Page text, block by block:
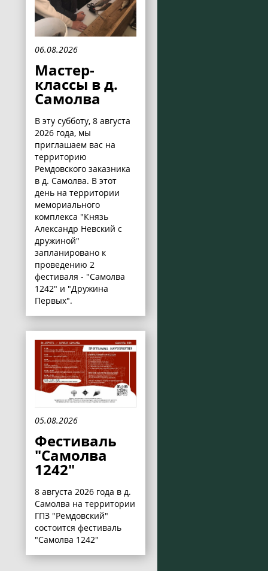
06.08.2026
Мастер-
классы в д.
Самолва
В эту субботу, 8 августа
2026 года, мы
приглашаем вас на
территорию
Ремдовского заказника
в д. Самолва. В этот
день на территории
мемориального
комплекса "Князь
Александр Невский с
дружиной"
запланировано к
проведению 2
фестиваля - "Самолва
1242" и "Дружина
Первых".
05.08.2026
Фестиваль
"Самолва
1242"
8 августа 2026 года в д.
Самолва на территории
ГПЗ "Ремдовский"
состоится фестиваль
"Самолва 1242"